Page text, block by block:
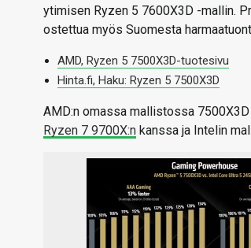
ytimisen Ryzen 5 7600X3D -mallin.
ostettua myös Suomesta
AMD, Ryzen 5 7500X3D-tuotesivu
Hinta.fi, Haku: Ryzen 5 7500X3D
AMD:n omassa mallistossa
Ryzen 7 9700X:n kanssa ja Intelin